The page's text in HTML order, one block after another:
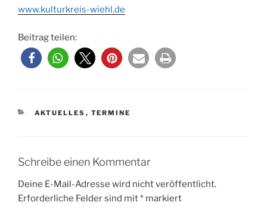
www.kulturkreis-wiehl.de
Beitrag teilen:
KATEGORIEN
AKTUELLES , TERMINE
Schreibe einen Kommentar
Deine E-Mail-Adresse wird nicht veröffentlicht.
Erforderliche Felder sind mit* markiert